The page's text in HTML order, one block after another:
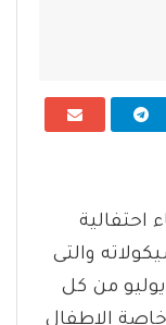
احتفالية
والتى
من كل